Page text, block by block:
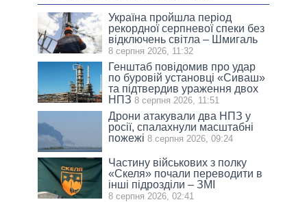
Україна пройшла період
рекордної серпневої спеки без
відключень світла – Шмигаль
8 серпня 2026, 11:32
Генштаб повідомив про удар
по буровій установці «Сиваш»
та підтвердив ураження двох
НПЗ 8 серпня 2026, 11:51
Дрони атакували два НПЗ у
росії, спалахнули масштабні
пожежі 8 серпня 2026, 09:24
Частину військових з полку
«Скеля» почали переводити в
інші підрозділи – ЗМІ
8 серпня 2026, 02:41